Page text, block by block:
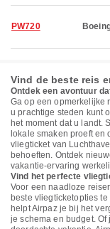
PW720
Vind de beste reis
Ontdek een avontuur
Ga op een opmerkelijke
u prachtige steden kunt
het moment dat u landt.
lokale smaken proeft en
vliegticket van
behoeften. Ontdek
vakantie-ervaring
Vind het perfecte
Voor een naadloze
beste vliegticketopties
helpt Airpaz je bij het
je schema en budget.